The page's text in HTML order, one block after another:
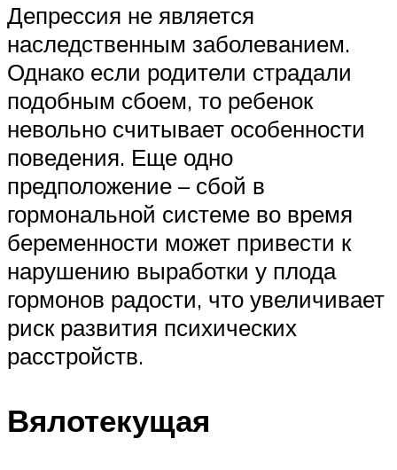
Депрессия не является
наследственным заболеванием.
Однако если родители страдали
подобным сбоем, то ребенок
невольно считывает особенности
поведения. Еще одно
предположение – сбой в
гормональной системе во время
беременности может привести к
нарушению выработки у плода
гормонов радости, что увеличивает
риск развития психических
расстройств.
Вялотекущая